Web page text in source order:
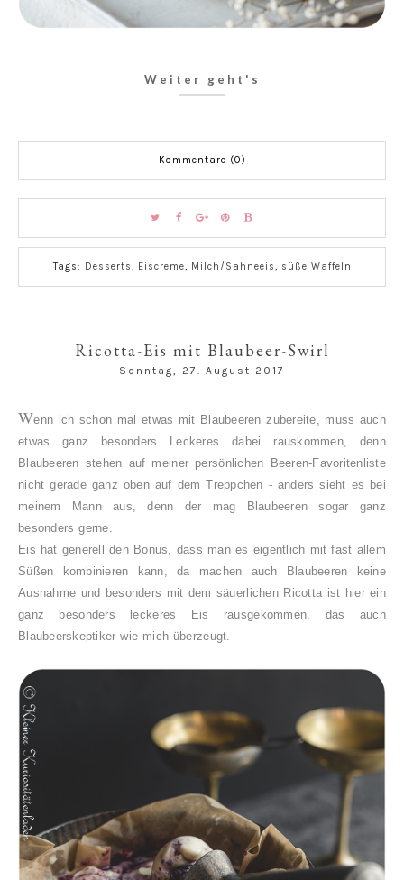
Weiter geht's
Kommentare (0)
Tags: Desserts, Eiscreme, Milch/Sahneeis, süße Waffeln
Ricotta-Eis mit Blaubeer-Swirl
Sonntag, 27. August 2017
Wenn ich schon mal etwas mit Blaubeeren zubereite, muss auch
etwas ganz besonders Leckeres dabei rauskommen, denn
Blaubeeren stehen auf meiner persönlichen Beeren-Favoritenliste
nicht gerade ganz oben auf dem Treppchen - anders sieht es bei
meinem Mann aus, denn der mag Blaubeeren sogar ganz
besonders gerne.
Eis hat generell den Bonus, dass man es eigentlich mit fast allem
Süßen kombinieren kann, da machen auch Blaubeeren keine
Ausnahme und besonders mit dem säuerlichen Ricotta ist hier ein
ganz besonders leckeres Eis rausgekommen, das auch
Blaubeerskeptiker wie mich überzeugt.